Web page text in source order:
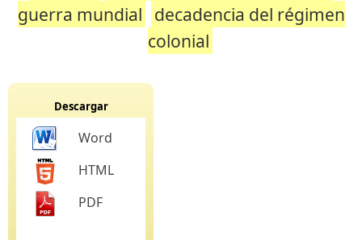
guerra mundial decadencia del régimen
colonial
Descargar
Word
HTML
PDF